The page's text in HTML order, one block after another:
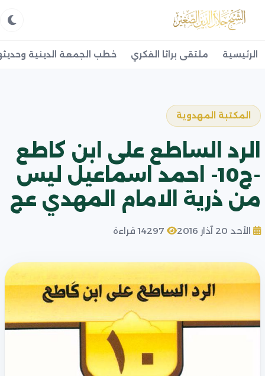
الرئيسية ملتقى براثا الفكري خطب الجمعة الدينية
المكتبة المهدوية
الرد الساطع على ابن كاطع
-ج10- احمد اسماعيل ليس
من ذرية الامام المهدي عج
الأحد 20 آذار 2016